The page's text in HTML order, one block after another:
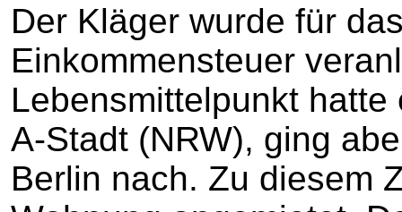
Der Kläger wurde für
Einkommensteuer
Lebensmittelpunkt
A-Stadt (NRW), ging
Berlin nach. Zu diesem